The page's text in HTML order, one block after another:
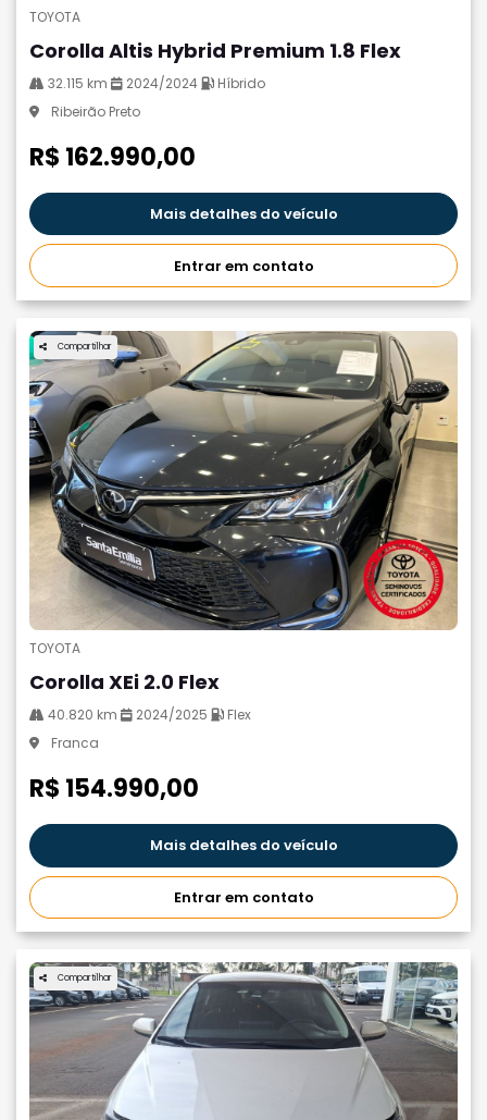
TOYOTA
Corolla Altis Hybrid Premium 1.8 Flex
32.115 km 2024/2024
Híbrido
Ribeirão Preto
R$ 162.990,00
Mais detalhes do veículo
Entrar em contato
Compartilhar
TOYOTA
Corolla XEi 2.0 Flex
40.820 km 2024/2025
Flex
Franca
R$ 154.990,00
Mais detalhes do veículo
Entrar em contato
Compartilhar